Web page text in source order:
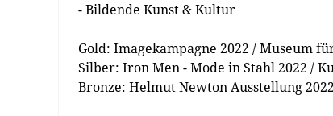
- Bildende Kunst & Kultur
Gold: Imagekampagne 2022 / Museum
Silber: Iron Men - Mode in Stahl 2022 /
Bronze: Helmut Newton Ausstellung